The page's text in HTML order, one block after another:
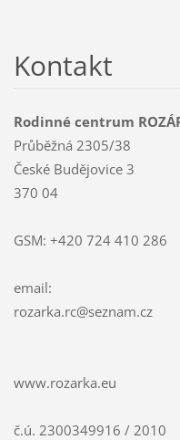
Kontakt
Rodinné centrum
Průběžná 2305/38
České Budějovice 3
370 04
GSM: +420 724 410 286
email:
rozarka.rc@seznam.cz
www.rozarka.eu
č.ú. 2300349916 / 2010